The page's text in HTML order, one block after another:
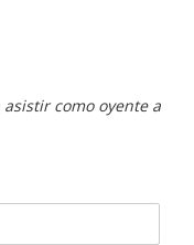
como oyente a